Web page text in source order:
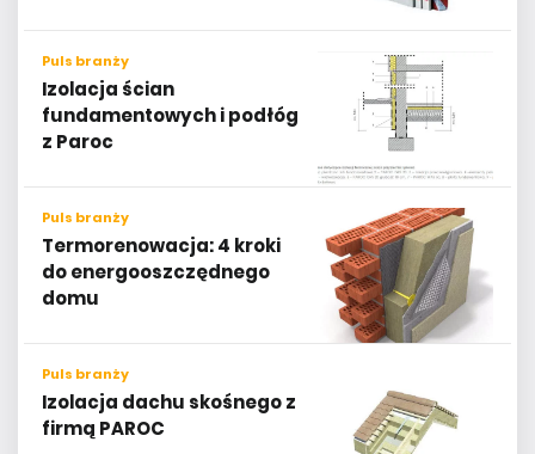
Puls branży
Izolacja ścian
fundamentowych i podłóg
z Paroc
Puls branży
Termorenowacja: 4 kroki
do energooszczędnego
domu
Puls branży
Izolacja dachu skośnego z
firmą PAROC